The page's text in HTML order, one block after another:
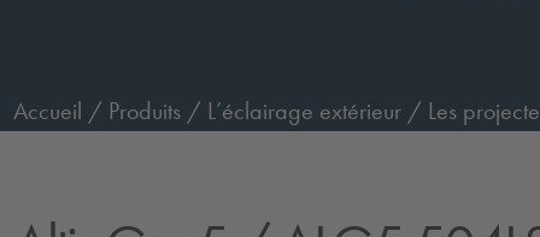
Accueil / Produits / L’éclairage extérieur / Les